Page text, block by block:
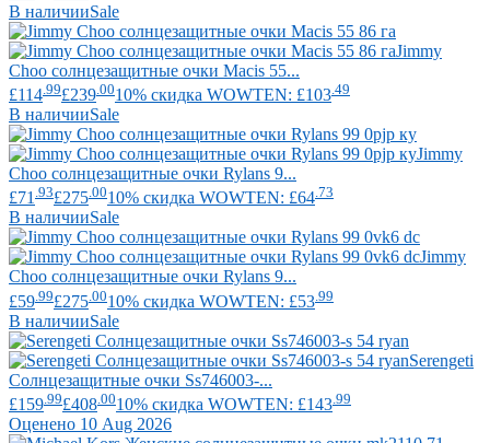
В наличииSale
Jimmy
Choo солнцезащитные очки Macis 55...
£114 .99£239 .0010% скидка WOWTEN: £103 .49
В наличииSale
Jimmy
Choo солнцезащитные очки Rylans 9...
£71.93£275.0010% скидка WOWTEN: £64.73
В наличииSale
Jimmy
Choo солнцезащитные очки Rylans 9...
£59 .99£275 .0010% скидка WOWTEN: £53 .99
В наличииSale
Serengeti
Солнцезащитные очки Ss746003-...
£159 .99£408 .0010% скидка WOWTEN: £143 .99
Оценено 10 Aug 2026